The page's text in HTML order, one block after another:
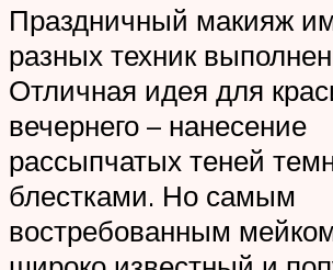
Праздничный макияж
разных техник
Отличная идея для
вечернего – нанесение
рассыпчатых теней
блестками. Но самым
востребованным